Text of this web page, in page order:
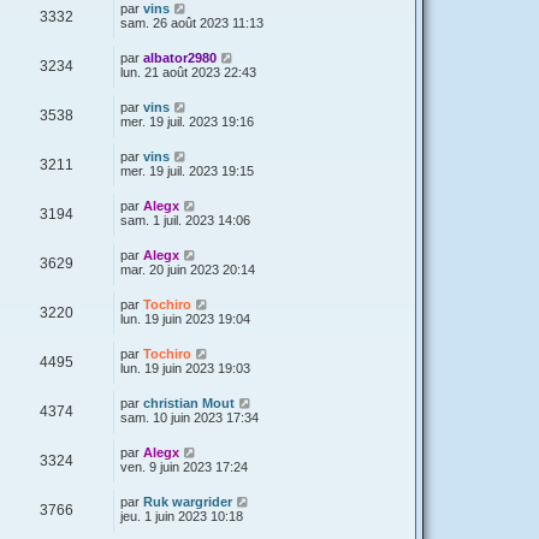
3332 par vins
sam. 26 août 2023 11:13
3234 par albator2980
lun. 21 août 2023 22:43
3538 par vins
mer. 19 juil. 2023 19:16
3211 par vins
mer. 19 juil. 2023 19:15
3194 par Alegx
sam. 1 juil. 2023 14:06
3629 par Alegx
mar. 20 juin 2023 20:14
3220 par Tochiro
lun. 19 juin 2023 19:04
4495 par Tochiro
lun. 19 juin 2023 19:03
4374 par christian Mout
sam. 10 juin 2023 17:34
3324 par Alegx
ven. 9 juin 2023 17:24
3766 par Ruk wargrider
jeu. 1 juin 2023 10:18